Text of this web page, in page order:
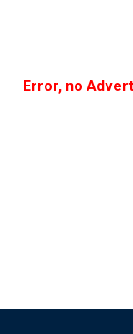
Error, no